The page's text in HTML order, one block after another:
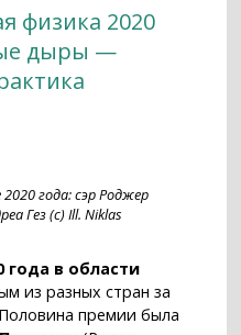
физика 2020
дыры —
года: сэр Роджер
Гез (c) Ill. Niklas
года в области
из разных стран за
премии была